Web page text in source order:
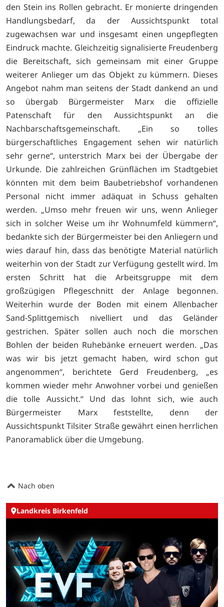
den Stein ins Rollen gebracht. Er monierte dringenden
Handlungsbedarf, da der Aussichtspunkt total
zugewachsen war und insgesamt einen ungepflegten
Eindruck machte. Gleichzeitig signalisierte Freudenberg
die Bereitschaft, sich gemeinsam mit einer Gruppe
weiterer Anlieger um das Objekt zu kümmern. Dieses
Angebot nahm man seitens der Stadt dankend an und
so übergab Bürgermeister Marx die offizielle
Patenschaft für den Aussichtspunkt an die
Nachbarschaftsgemeinschaft. „Ein so tolles
bürgerschaftliches Engagement sehen wir natürlich
sehr gerne“, unterstrich Marx bei der Übergabe der
Urkunde. Die zahlreichen Grünflächen im Stadtgebiet
könnten mit dem beim Baubetriebshof vorhandenen
Personal nicht immer adäquat in Schuss gehalten
werden. „Umso mehr freuen wir uns, wenn Anlieger
sich in solcher Weise um ihr Wohnumfeld kümmern“,
bedankte sich der Bürgermeister bei den Anliegern und
wies darauf hin, dass das benötigte Material natürlich
weiterhin von der Stadt zur Verfügung gestellt wird. Im
ersten Schritt hat die Arbeitsgruppe mit dem
großzügigen Pflegeschnitt der Anlage begonnen.
Weiterhin wurde der Boden mit einem Allenbacher
Sand-Splittgemisch nivelliert und das Geländer
gestrichen. Später sollen auch noch die morschen
Bohlen der beiden Ruhebänke erneuert werden. „Das
was wir bis jetzt gemacht haben, wird schon gut
angenommen“, berichtete Gerd Freudenberg, „es
kommen wieder mehr Anwohner vorbei und genießen
die tolle Aussicht.“ Und das lohnt sich, wie auch
Bürgermeister Marx feststellte, denn der
Aussichtspunkt Tilsiter Straße gewährt einen herrlichen
Panoramablick über die Umgebung.
Nach oben
Landkreis Birkenfeld